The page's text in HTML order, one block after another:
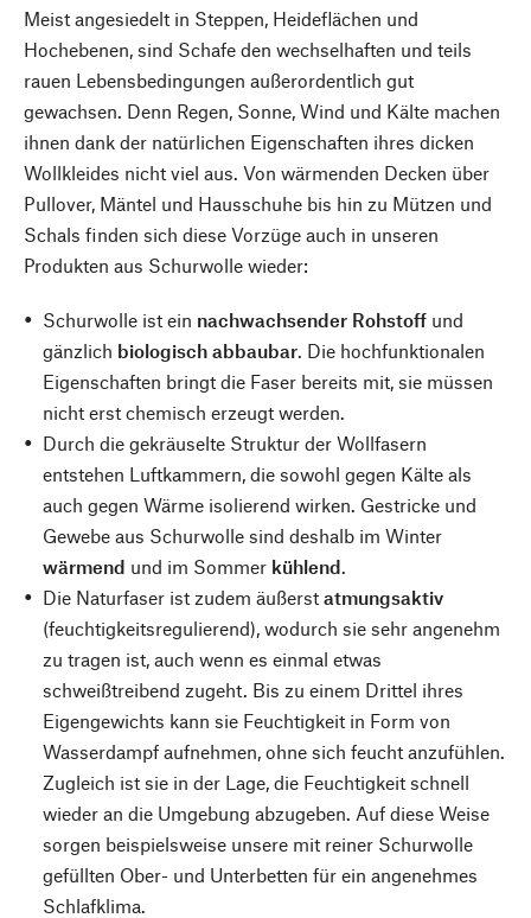
Meist angesiedelt in Steppen, Heideflächen und
Hochebenen, sind Schafe den wechselhaften und teils
rauen Lebensbedingungen außerordentlich gut
gewachsen. Denn Regen, Sonne, Wind und Kälte machen
ihnen dank der natürlichen Eigenschaften ihres dicken
Wollkleides nicht viel aus. Von wärmenden Decken über
Pullover, Mäntel und Hausschuhe bis hin zu Mützen und
Schals finden sich diese Vorzüge auch in unseren
Produkten aus Schurwolle wieder:
Schurwolle ist ein nachwachsender Rohstoff und
gänzlich biologisch abbaubar . Die hochfunktionalen
Eigenschaften bringt die Faser bereits mit, sie müssen
nicht erst chemisch erzeugt werden.
Durch die gekräuselte Struktur der Wollfasern
entstehen Luftkammern, die sowohl gegen Kälte als
auch gegen Wärme isolierend wirken. Gestricke und
Gewebe aus Schurwolle sind deshalb im Winter
wärmend und im Sommer kühlend
Die Naturfaser ist zudem äußerst atmungsaktiv
(feuchtigkeitsregulierend), wodurch sie sehr angenehm
zu tragen ist, auch wenn es einmal etwas
schweißtreibend zugeht. Bis zu einem Drittel ihres
Eigengewichts kann sie Feuchtigkeit in Form von
Wasserdampf aufnehmen, ohne sich feucht anzufühlen.
Zugleich ist sie in der Lage, die Feuchtigkeit schnell
wieder an die Umgebung abzugeben. Auf diese Weise
sorgen beispielsweise unsere mit reiner Schurwolle
gefüllten Ober- und Unterbetten für ein angenehmes
Schlafklima.